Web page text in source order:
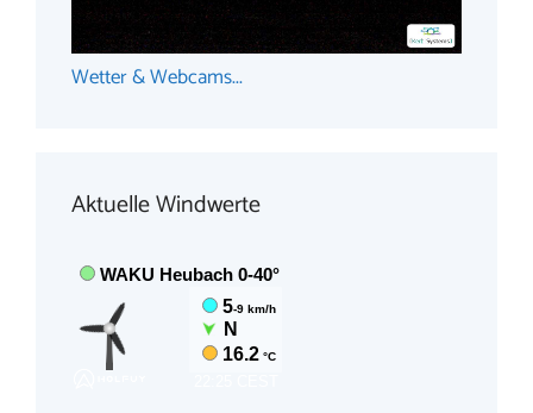
Wetter & Webcams...
Aktuelle Windwerte